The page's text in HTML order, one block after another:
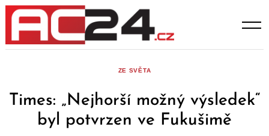
Skip
content
ZE SVĚTA
Times: „Nejhorší možný výsledek“
byl potvrzen ve Fukušimě